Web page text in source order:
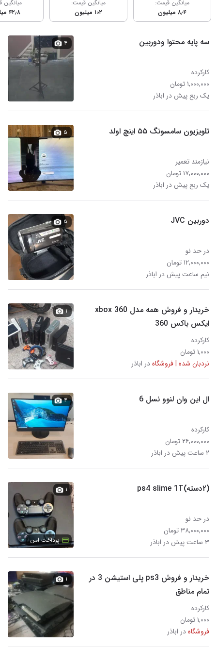
میانگین قیمت:
۸٫۴ میلیون
میانگین قیمت:
۱۰۲ میلیون
۴۲٫۸ میلیون
سه پایه محتوا ودوربین
کارکرده
۱,۰۰۰,۰۰۰ تومان
یک ربع پیش در اباذر
۴
تلویزیون سامسونگ ۵۵ اینچ اولد
نیازمند تعمیر
۱۷,۰۰۰,۰۰۰ تومان
یک ربع پیش در اباذر
۵
دوربین JVC
در حد نو
۱۲,۰۰۰,۰۰۰ تومان
نیم ساعت پیش در اباذر
۵
خریدار و فروش همه مدل xbox 360
ایکس باکس 360
کارکرده
۱,۰۰۰ تومان
نردبان شده | فروشگاهدر اباذر
۱
ال این وان لنوو نسل 6
کارکرده
۲۶,۰۰۰,۰۰۰ تومان
۲ ساعت پیش در اباذر
۴
(۲دسته)ps4 slime 1T
در حد نو
۳۸,۰۰۰,۰۰۰ تومان
۳ ساعت پیش در اباذر
۱
پرداخت امن
خریدار و فروش ps3 پلی استیشن 3 در
تمام مناطق
کارکرده
۱,۰۰۰ تومان
فروشگاهدر اباذر
۱